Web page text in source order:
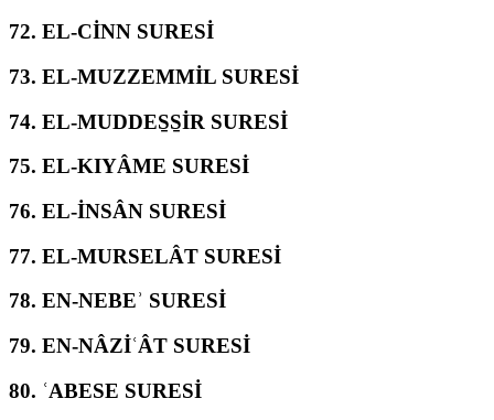
72. EL-CİNN SURESİ
73. EL-MUZZEMMİL SURESİ
74. EL-MUDDES̱S̱İR SURESİ
75. EL-KIYÂME SURESİ
76. EL-İNSÂN SURESİ
77. EL-MURSELÂT SURESİ
78. EN-NEBEʾ SURESİ
79. EN-NÂZİʿÂT SURESİ
80. ʿABESE SURESİ